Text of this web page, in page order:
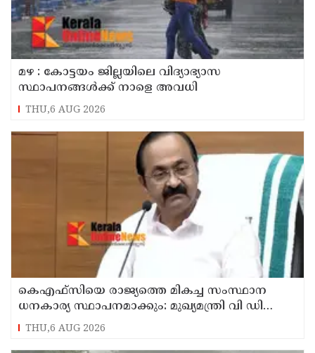
മഴ : കോട്ടയം ജില്ലയിലെ വിദ്യാഭ്യാസ
സ്ഥാപനങ്ങൾക്ക് നാളെ അവധി
THU,6 AUG 2026
കെഎഫ്‌സിയെ രാജ്യത്തെ മികച്ച സംസ്ഥാന
ധനകാര്യ സ്ഥാപനമാക്കും: മുഖ്യമന്ത്രി വി ഡി
സതീശൻ
THU,6 AUG 2026